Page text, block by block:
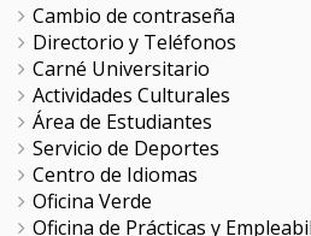
Cambio de contraseña
Directorio y Teléfonos
Carné Universitario
Actividades Culturales
Área de Estudiantes
Servicio de Deportes
Centro de Idiomas
Oficina Verde
Oficina de Prácticas y